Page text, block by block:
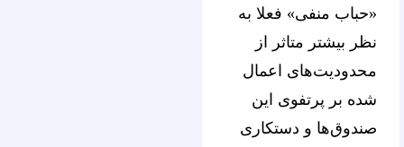
«حباب منفی» فعلا به
نظر بیشتر متاثر از
محدودیت‌های اعمال
شده بر پرتفوی این
صندوق‌ها و دستکاری